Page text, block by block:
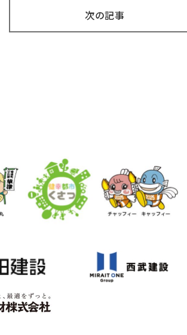
次の記事